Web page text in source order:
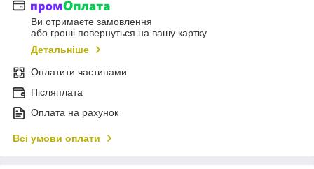
Ви отримаєте замовлення
або гроші повернуться на вашу картку
Детальніше
Оплатити частинами
Післяплата
Оплата на рахунок
Всі умови оплати